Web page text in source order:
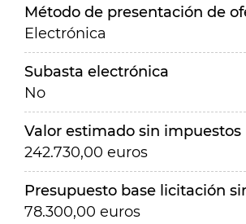
Método de presentación de
Electrónica
Subasta electrónica
No
Valor estimado sin impuestos
242.730,00 euros
Presupuesto base licitación
78.300,00 euros